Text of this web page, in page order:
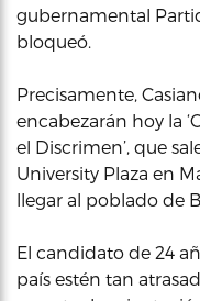
gubernamental
bloqueó.
Precisamente,
encabezarán hoy la
el Discrimen’, que
University Plaza en
llegar al poblado de
El candidato de 24
país estén tan